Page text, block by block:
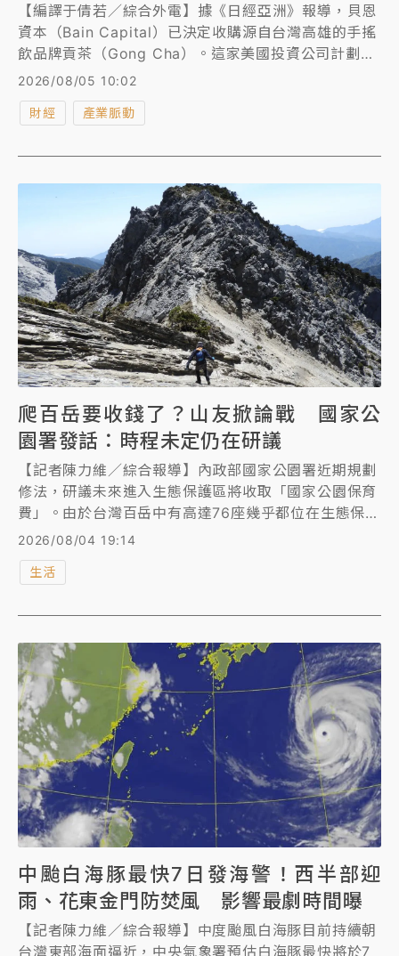
【編譯于倩若／綜合外電】據《日經亞洲》報導，貝恩
資本（Bain Capital）已決定收購源自台灣高雄的手搖
飲品牌貢茶（Gong Cha）。這家美國投資公司計劃向
美國私募股權公司TA Associates等股東收購持股，交
2026/08/05 10:02
財經 產業脈動
爬百岳要收錢了？山友掀論戰 國家公
園署發話：時程未定仍在研議
【記者陳力維／綜合報導】內政部國家公園署近期規劃
修法，研議未來進入生態保護區將收取「國家公園保育
費」。由於台灣百岳中有高達76座幾乎都位在生態保護
區內，此政策引起登山界高度關注，甚至外傳最快將於
民國116年（2027年），也就是明年就上路。消息傳出
後，隨即在網路上掀起論戰，部分山友支持「使用者付
缺乏配套措施，恐將引發國賠爭議，甚至產生「付錢老
大」的心態導致相關偏差行徑。
2026/08/04 19:14
生活
中颱白海豚最快7日發海警！西半部迎
雨、花東金門防焚風 影響最劇時間曝
【記者陳力維／綜合報導】中度颱風白海豚目前持續朝
台灣東部海面逼近，中央氣象署預估白海豚最快將於7